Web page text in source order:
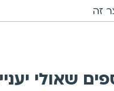
זה
שאולי